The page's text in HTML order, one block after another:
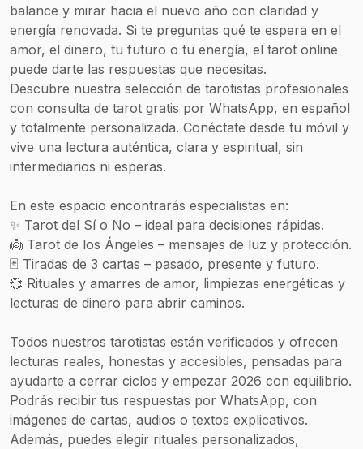
balance y mirar hacia el nuevo año con claridad y
energía renovada. Si te preguntas qué te espera en el
amor, el dinero, tu futuro o tu energía, el tarot online
puede darte las respuestas que necesitas.
Descubre nuestra selección de tarotistas profesionales
con consulta de tarot gratis por WhatsApp, en español
y totalmente personalizada. Conéctate desde tu móvil y
vive una lectura auténtica, clara y espiritual, sin
intermediarios ni esperas.
En este espacio encontrarás especialistas en:
✨ Tarot del Sí o No – ideal para decisiones rápidas.
👼 Tarot de los Ángeles – mensajes de luz y protección.
🃏 Tiradas de 3 cartas – pasado, presente y futuro.
💞 Rituales y amarres de amor, limpiezas energéticas y
lecturas de dinero para abrir caminos.
Todos nuestros tarotistas están verificados y ofrecen
lecturas reales, honestas y accesibles, pensadas para
ayudarte a cerrar ciclos y empezar 2026 con equilibrio.
Podrás recibir tus respuestas por WhatsApp, con
imágenes de cartas, audios o textos explicativos.
Además, puedes elegir rituales personalizados,